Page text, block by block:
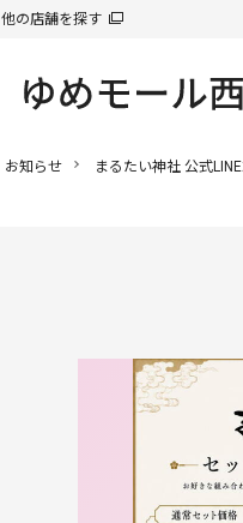
他の店舗を探す
お知らせ まるたい神社 公式